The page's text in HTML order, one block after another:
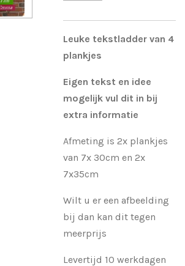
Leuke tekstladder van 4
plankjes
Eigen tekst en idee
mogelijk vul dit in bij
extra informatie
Afmeting is 2x plankjes
van 7x 30cm en 2x
7x35cm
Wilt u er een afbeelding
bij dan kan dit tegen
meerprijs
Levertijd 10 werkdagen